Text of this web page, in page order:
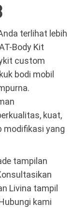
terlihat lebih
Body Kit
custom
bodi mobil
kuat,
modifikasi yang
tampilan
Livina tampil
kami